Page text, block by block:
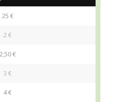
25 €
2 €
2,50 €
3 €
4 €